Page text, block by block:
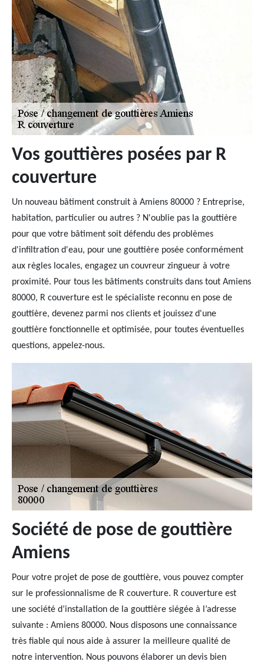
Vos gouttières posées par R
couverture
Un nouveau bâtiment construit à Amiens 80000 ? Entreprise,
habitation, particulier ou autres ? N'oublie pas la gouttière
pour que votre bâtiment soit défendu des problèmes
d'infiltration d'eau, pour une gouttière posée conformément
aux règles locales, engagez un couvreur zingueur à votre
proximité. Pour tous les bâtiments construits dans tout Amiens
80000, R couverture est le spécialiste reconnu en pose de
gouttière, devenez parmi nos clients et jouissez d'une
gouttière fonctionnelle et optimisée, pour toutes éventuelles
questions, appelez-nous.
Société de pose de gouttière
Amiens
Pour votre projet de pose de gouttière, vous pouvez compter
sur le professionnalisme de R couverture. R couverture est
une société d’installation de la gouttière siégée à l’adresse
suivante : Amiens 80000. Nous disposons une connaissance
très fiable qui nous aide à assurer la meilleure qualité de
notre intervention. Nous pouvons élaborer un devis bien